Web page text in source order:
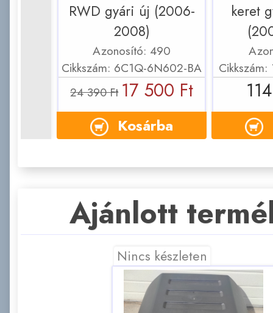
RWD gyári új (2006-
2008)
Azonosító: 490
Cikkszám: 6C1Q-6N602-BA
24 390 Ft 17 500 Ft
Kosárba
keret
Ajánlott
Nincs készleten